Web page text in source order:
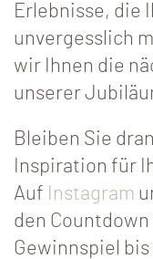
Erlebnisse, die
unvergesslich
wir Ihnen die
unserer
Bleiben Sie
Inspiration für
Auf Instagram
den
Gewinnspiel